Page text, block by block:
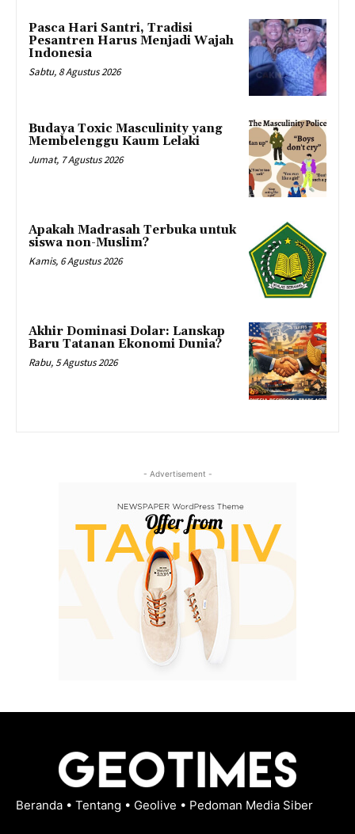
Pasca Hari Santri, Tradisi
Pesantren Harus Menjadi Wajah
Indonesia
Sabtu, 8 Agustus 2026
Budaya Toxic Masculinity yang
Membelenggu Kaum Lelaki
Jumat, 7 Agustus 2026
Apakah Madrasah Terbuka untuk
siswa non-Muslim?
Kamis, 6 Agustus 2026
Akhir Dominasi Dolar: Lanskap
Baru Tatanan Ekonomi Dunia?
Rabu, 5 Agustus 2026
- Advertisement -
Beranda • Tentang • Geolive • Pedoman Media Siber